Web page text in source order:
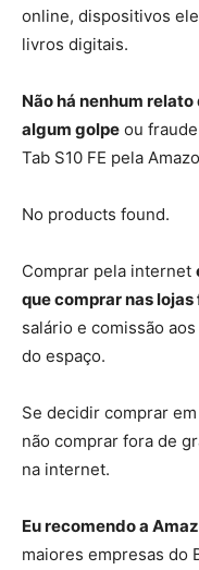
online, dispositivos
livros digitais.
Não há nenhum
algum golpe ou
Tab S10 FE pela
No products found.
Comprar pela internet
que comprar nas
salário e comissão
do espaço.
Se decidir comprar
não comprar fora de
na internet.
Eu recomendo a
maiores empresas do